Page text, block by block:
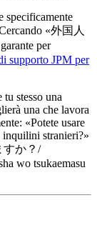
specificamente
«外国人
per
supporto JPM per
stesso una
una che lavora
«Potete usare
inquilini stranieri?»
すか？/
wo tsukaemasu